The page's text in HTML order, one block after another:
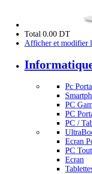
Total 0.00 DT
Afficher et modifier
Pc
PC
PC
PC /
Ecran
PC
Ecran